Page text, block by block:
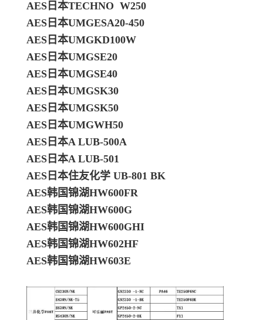
AES日本TECHNO W250
AES日本UMGESA20-450
AES日本UMGKD100W
AES日本UMGSE20
AES日本UMGSE40
AES日本UMGSK30
AES日本UMGSK50
AES日本UMGWH50
AES日本A LUB-500A
AES日本A LUB-501
AES日本住友化学 UB-801 BK
AES韩国锦湖HW600FR
AES韩国锦湖HW600G
AES韩国锦湖HW600GHI
AES韩国锦湖HW602HF
AES韩国锦湖HW603E